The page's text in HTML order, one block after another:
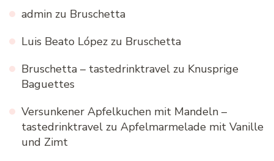
admin zu Bruschetta
Luis Beato López zu Bruschetta
Bruschetta – tastedrinktravel zu Knusprige
Baguettes
Versunkener Apfelkuchen mit Mandeln –
tastedrinktravel zu Apfelmarmelade mit Vanille
und Zimt